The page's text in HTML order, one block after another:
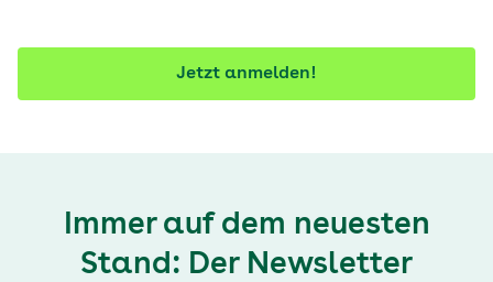
Jetzt anmelden!
Immer auf dem neuesten
Stand: Der Newsletter